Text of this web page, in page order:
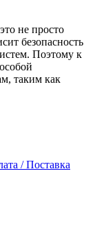
не просто
безопасность
Поэтому к
таким как
/ Поставка